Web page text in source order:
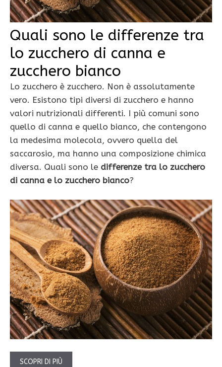
Quali sono le differenze tra
lo zucchero di canna e
zucchero bianco
Lo zucchero è zucchero. Non è assolutamente
vero. Esistono tipi diversi di zucchero e hanno
valori nutrizionali differenti. I più comuni sono
quello di canna e quello bianco, che contengono
la medesima molecola, ovvero quella del
saccarosio, ma hanno una composizione chimica
diversa. Quali sono le differenze tra lo zucchero
di canna e lo zucchero bianco?
SCOPRI DI PIÙ